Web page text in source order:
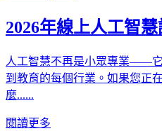
2026年線上人工智
人工智慧不再是小眾專業——
到教育的每個行業。如果您正
麼......
閱讀更多